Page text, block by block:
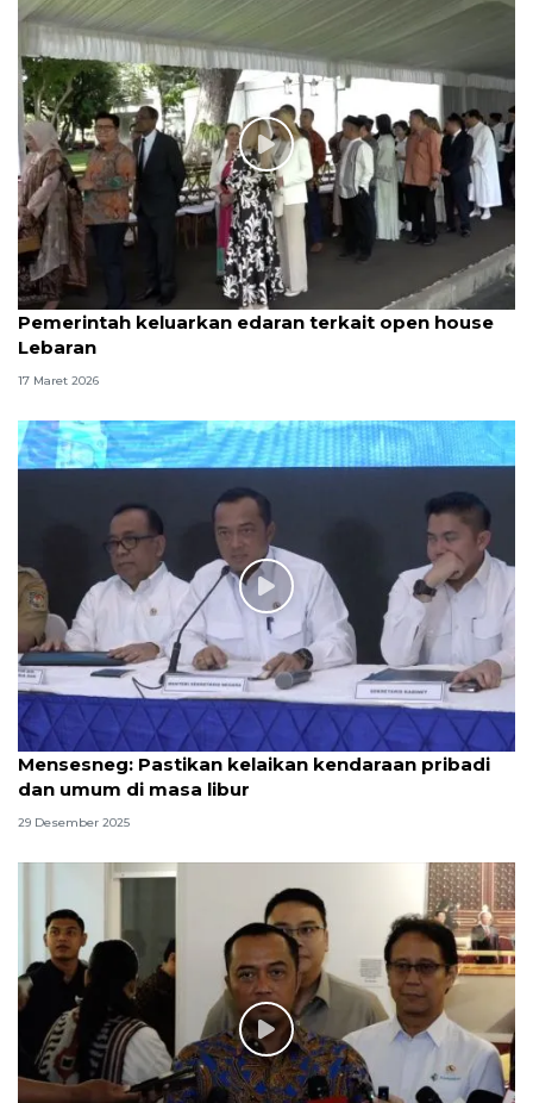
Pemerintah keluarkan edaran terkait open house
Lebaran
17 Maret 2026
Mensesneg: Pastikan kelaikan kendaraan pribadi
dan umum di masa libur
29 Desember 2025